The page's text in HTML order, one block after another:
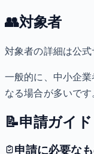
👥対象者
対象者の詳細は公
一般的に、中小企
なる場合が多いです
📝申請ガイド
申請に必要な